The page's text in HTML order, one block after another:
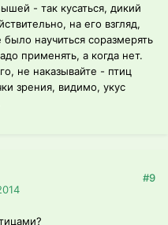
- так кусаться, дикий
на его взгляд,
научиться соразмерять
применять, а когда нет.
не наказывайте - птиц
зрения, видимо, укус
#9